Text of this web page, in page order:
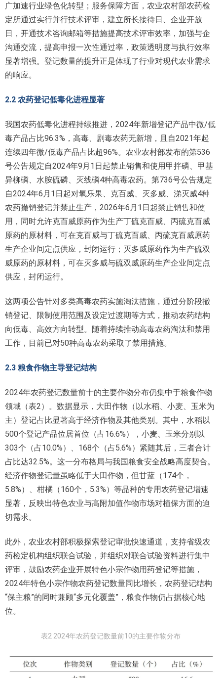
广加速行业绿色化转型；服务保障方面，农业农村部农药检
定所通过实行并行技术评审，建立所长接待日、企业开放
日，开通技术咨询邮箱等措施提高技术评审效率，加强与企
沟通交流，提高申报一次性通过率，政策透明度与执行效率
显著增强。登记数量的提升正是体现了行业对现代农业需求
的响应。
2.2 农药登记低毒化进程显著
我国农药低毒化进程持续推进，2024年新增登记产品中微/低
毒产品占比96.3%，高毒、剧毒农药无新增，且自2021年起
连续四年微/低毒产品占比超96%。农业农村部发布的第536
号公告规定自2024年9月1日起禁止销售和使用甲拌磷、甲基
异柳磷、水胺硫磷、灭线磷4种高毒农药。第736号公告规定
自2024年6月1日起对氧乐果、克百威、灭多威、涕灭威4种
农药撤销登记并禁止生产，2026年6月1日起禁止销售和使
用，同时允许克百威原药作为生产丁硫克百威、丙硫克百威
原药的原材料，可在克百威与丁硫克百威、丙硫克百威原药
生产企业间定点供应，封闭运行；灭多威原药作为生产硫双
威原药的原材料，可在灭多威与硫双威原药生产企业间定点
供应，封闭运行。
这两项公告针对多类高毒农药实施淘汰措施，通过分阶段撤
销登记、限制使用范围及设定过渡期等方式，推动农药结构
向低毒、高效方向转型。随着持续推动高毒农药淘汰和禁用
工作，目前已对50种高毒农药采取了禁用措施。
2.3 粮食作物主导登记结构
2024年农药登记数量前十的主要作物分布仍集中于粮食作物
领域（表2）。数据显示，大田作物（以水稻、小麦、玉米为
主）登记占比显著高于经济作物及其他类别。其中，水稻以
500个登记产品位居首位（占16.6%），小麦、玉米分别以
303个（占10.0%）、168个（占5.6%）紧随其后，三者合计
占比达32.5%。这一分布格局与我国粮食安全战略高度契合。
经济作物登记量虽略低于大田作物，但甘蓝（174个，
5.8%）、柑橘（160个，5.3%）等品种的专用农药登记增速
显著，反映出特色农业与高附加值作物市场对植保方面的迫
切需求。
此外，农业农村部积极探索登记审批快速通道，支持省级农
药检定机构组织联合试验，并组织对联合试验资料进行集中
评审，鼓励农药企业开展特色小宗作物用药登记等措施，
2024年特色小宗作物农药登记数量同比增长，农药登记结构
“保主粮”的同时兼顾“多元化覆盖”，粮食作物仍占据核心地
位。
表2 2024年农药登记数量前10的主要作物分布